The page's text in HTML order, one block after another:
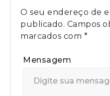
O seu endereço de
publicado. Campos
marcados com *
Mensagem